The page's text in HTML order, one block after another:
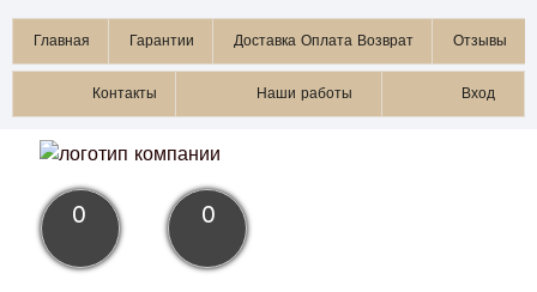
Главная Гарантии Доставка Оплата Возврат Отзывы
Контакты Наши работы Вход
0 0